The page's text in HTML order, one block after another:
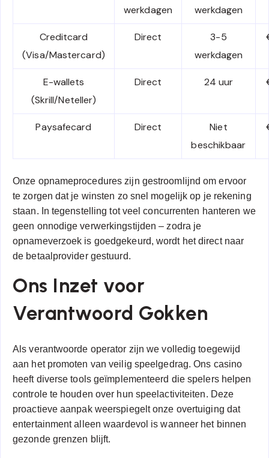
werkdagen
werkdagen
Creditcard
(Visa/Mastercard)
Direct
3-5
werkdagen
E-wallets
(Skrill/Neteller)
Direct 24 uur
Paysafecard Direct
Niet
beschikbaar
Onze opnameprocedures zijn gestroomlijnd om ervoor
te zorgen dat je winsten zo snel mogelijk op je rekening
staan. In tegenstelling tot veel concurrenten hanteren we
geen onnodige verwerkingstijden – zodra je
opnameverzoek is goedgekeurd, wordt het direct naar
de betaalprovider gestuurd.
Ons Inzet voor
Verantwoord Gokken
Als verantwoorde operator zijn we volledig toegewijd
aan het promoten van veilig speelgedrag. Ons casino
heeft diverse tools geïmplementeerd die spelers helpen
controle te houden over hun speelactiviteiten. Deze
proactieve aanpak weerspiegelt onze overtuiging dat
entertainment alleen waardevol is wanneer het binnen
gezonde grenzen blijft.